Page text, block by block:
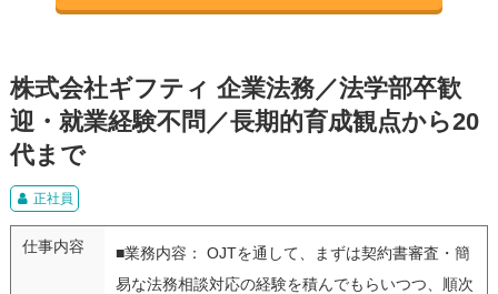
株式会社ギフティ 企業法務／法学部卒歓
迎・就業経験不問／長期的育成観点から20
代まで
正社員
仕事内容
■業務内容： OJTを通して、まずは契約書審査・簡
易な法務相談対応の経験を積んでもらいつつ、順次